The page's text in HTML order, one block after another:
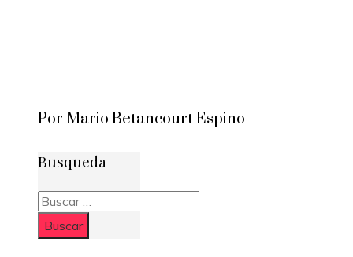
Por Mario Betancourt Espino
Busqueda
Buscar: